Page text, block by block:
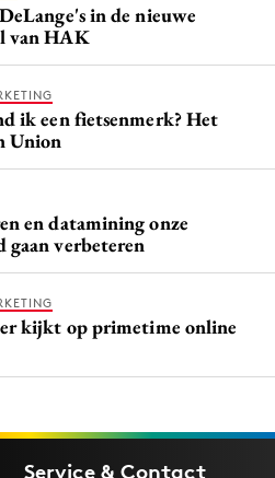
in de nieuwe
van HAK
ik een fietsenmerk? Het
Union
en datamining onze
gaan verbeteren
kijkt op primetime online
Service & Contact